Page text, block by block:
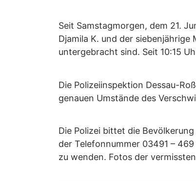
Seit Samstagmorgen, dem 21.
Djamila K. und der
untergebracht sind. Seit 10:15
Die Polizeiinspektion Dessau-
genauen Umstände des
Die Polizei bittet die
der Telefonnummer 03491 –
zu wenden. Fotos der